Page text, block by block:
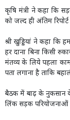
कृषि मंत्री ने कहा कि
को जल्द ही अंतिम
श्री खुड्डियां ने कहा कि
हर दाना बिना किसी
मंतव्य के लिये पहला
पता लगाना है ताकि
बैठक में बाढ़ के नुकसान
लिंक सड़क परियोजनाओं